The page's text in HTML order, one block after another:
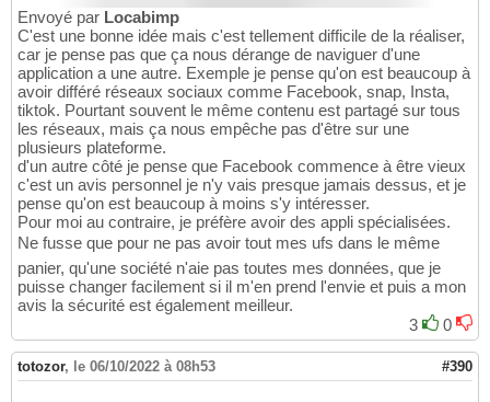
Envoyé par Locabimp
C'est une bonne idée mais c'est tellement difficile de la réaliser,
car je pense pas que ça nous dérange de naviguer d'une
application a une autre. Exemple je pense qu'on est beaucoup à
avoir différé réseaux sociaux comme Facebook, snap, Insta,
tiktok. Pourtant souvent le même contenu est partagé sur tous
les réseaux, mais ça nous empêche pas d'être sur une
plusieurs plateforme.
d'un autre côté je pense que Facebook commence à être vieux
c'est un avis personnel je n'y vais presque jamais dessus, et je
pense qu'on est beaucoup à moins s'y intéresser.
Pour moi au contraire, je préfère avoir des appli spécialisées.
Ne fusse que pour ne pas avoir tout mes ufs dans le même
panier, qu'une société n'aie pas toutes mes données, que je
puisse changer facilement si il m'en prend l'envie et puis a mon
avis la sécurité est également meilleur.
3
0
totozor, le 06/10/2022 à 08h53 #390